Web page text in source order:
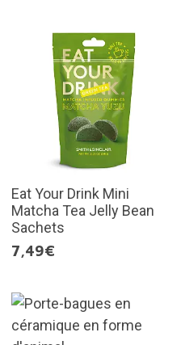
Eat Your Drink Mini
Matcha Tea Jelly Bean
Sachets
7,49€